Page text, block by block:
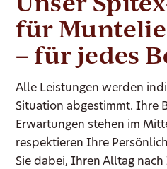
für
– für jedes
Alle Leistungen werden
Situation abgestimmt. Ihre
Erwartungen stehen im
respektieren Ihre
Sie dabei, Ihren Alltag